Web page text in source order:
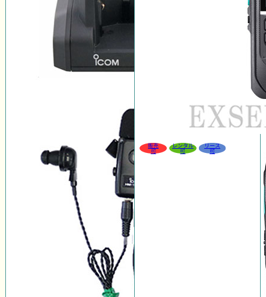
販売
可
レンタル
可
リース
可